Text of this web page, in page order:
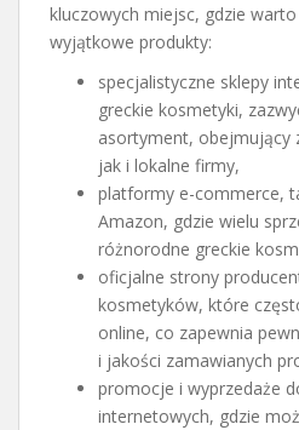
kluczowych miejsc, gdzie
wyjątkowe produkty:
specjalistyczne sklepy
greckie kosmetyki,
asortyment, obejmujący
jak i lokalne firmy,
platformy e-commerce,
Amazon, gdzie wielu
różnorodne greckie
oficjalne strony
kosmetyków, które
online, co zapewnia
i jakości zamawianych
promocje i wyprzedaże
internetowych, gdzie